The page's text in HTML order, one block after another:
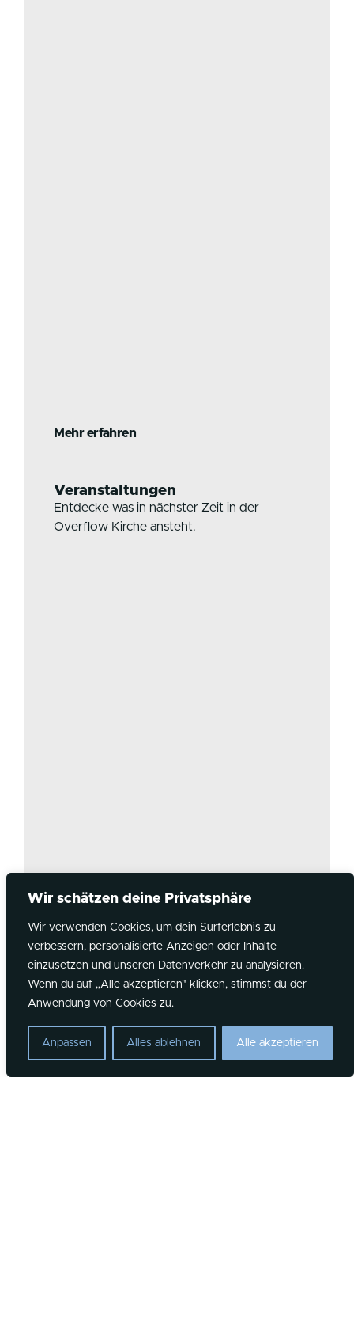
Wir schätzen deine Privatsphäre
Wir verwenden Cookies, um dein Surferlebnis zu
verbessern, personalisierte Anzeigen oder Inhalte
einzusetzen und unseren Datenverkehr zu analysieren.
Wenn du auf „Alle akzeptieren" klicken, stimmst du der
Anwendung von Cookies zu.
Anpassen Alles ablehnen Alle akzeptieren
Mehr erfahren
Veranstaltungen
Entdecke was in nächster Zeit in der
Overflow Kirche ansteht.
Instagram YouTube Spotify
©2026 Overflow Kirche